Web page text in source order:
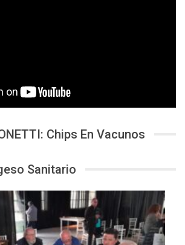
Chips En Vacunos
Sanitario